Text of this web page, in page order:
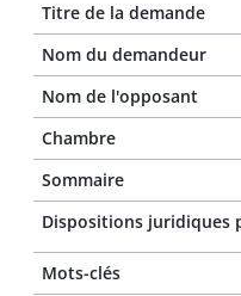
Titre de la demande
Nom du demandeur
Nom de l'opposant
Chambre
Sommaire
Dispositions juridiques
Mots-clés